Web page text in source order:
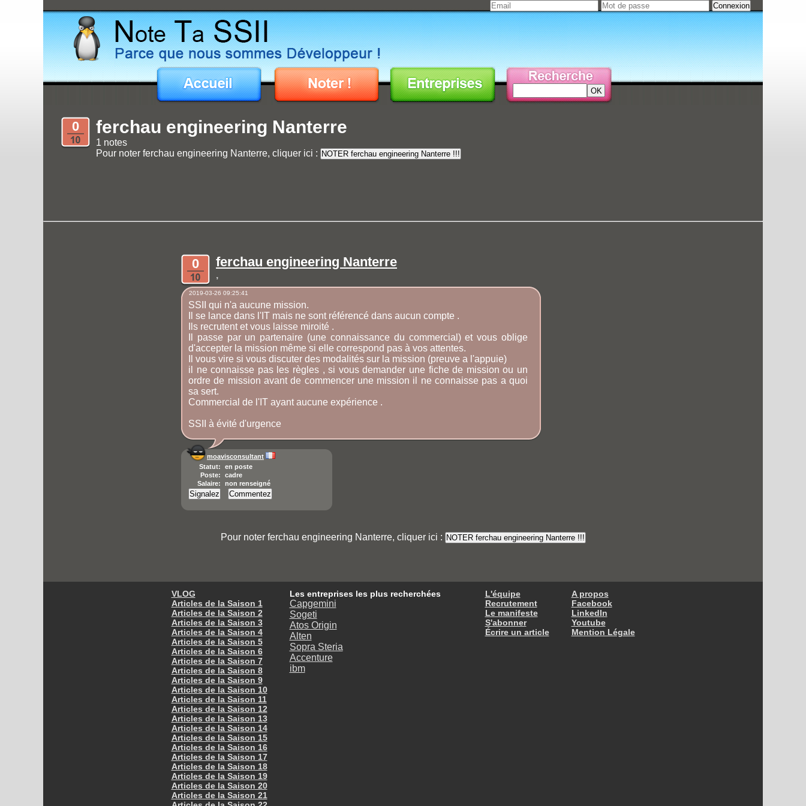
0 ferchau engineering Nanterre
1 notes
Pour noter ferchau engineering Nanterre, cliquer ici :
0 ferchau engineering Nanterre
,
2019-03-26 09:25:41
SSII qui n'a aucune mission.
Il se lance dans l'IT mais ne sont référencé dans aucun compte .
Ils recrutent et vous laisse miroité .
Il passe par un partenaire (une connaissance du commercial) et vous oblige
d'accepter la mission même si elle correspond pas à vos attentes.
Il vous vire si vous discuter des modalités sur la mission (preuve a l'appuie)
il ne connaisse pas les règles , si vous demander une fiche de mission ou un
ordre de mission avant de commencer une mission il ne connaisse pas a quoi
sa sert.
Commercial de l'IT ayant aucune expérience .
SSII à évité d'urgence
moavisconsultant
Statut:
en poste
Poste:
cadre
Salaire:
non renseigné
Pour noter ferchau engineering Nanterre, cliquer ici :
VLOG
Articles de la Saison 1
Articles de la Saison 2
Articles de la Saison 3
Articles de la Saison 4
Articles de la Saison 5
Articles de la Saison 6
Articles de la Saison 7
Articles de la Saison 8
Articles de la Saison 9
Articles de la Saison 10
Articles de la Saison 11
Articles de la Saison 12
Articles de la Saison 13
Articles de la Saison 14
Articles de la Saison 15
Articles de la Saison 16
Articles de la Saison 17
Articles de la Saison 18
Articles de la Saison 19
Articles de la Saison 20
Articles de la Saison 21
Les entreprises les plus recherchées
Capgemini
Sogeti
Atos Origin
Alten
Sopra Steria
Accenture
ibm
L'équipe
Recrutement
Le manifeste
S'abonner
Écrire un article
A propos
Facebook
LinkedIn
Youtube
Mention Légale